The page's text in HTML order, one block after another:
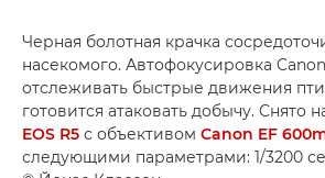
Черная болотная крачка
насекомого. Автофокусировка
отслеживать быстрые движения
готовится атаковать добычу. Снято
EOS R5 с объективом Canon EF
следующими параметрами: 1/3200